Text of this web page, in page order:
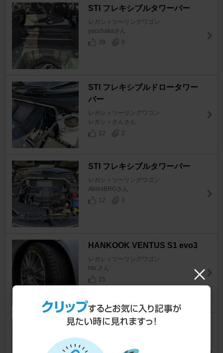
STI フレキシブルタワーバー
レガシィツーリングワゴン
yucchakaさん
39
0
STI フレキシブルドロータワー
バー
レガシィツーリングワゴン
レガシィさんさん
12
2
STI フレキシブルタワーバー
レガシィツーリングワゴン
AbiesBRGさん
12
0
HANKOOK VENTUS S1 evo3
レガシィツーリングワゴン
hkr.さん
15
スバル(純正) ヒーターホース（I
レガシィツーリングワゴン